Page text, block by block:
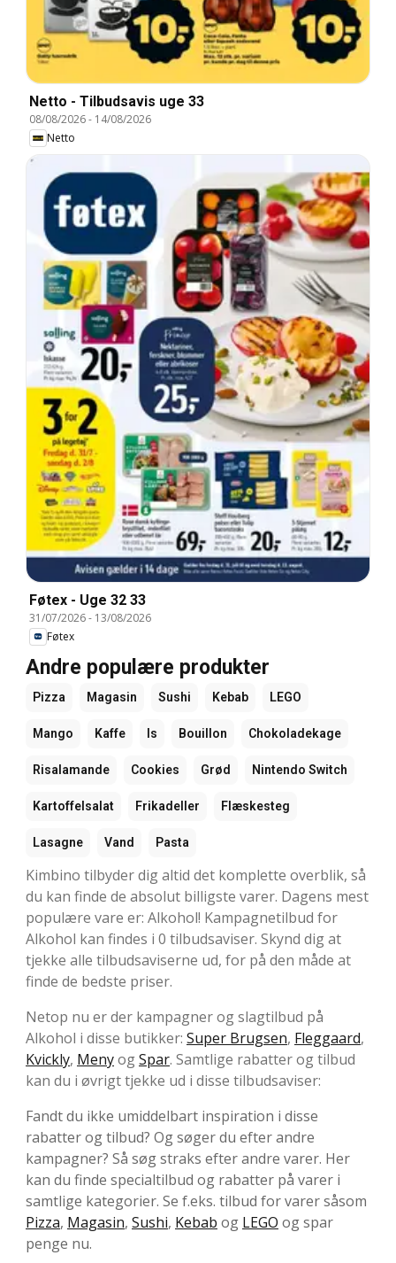
Netto - Tilbudsavis uge 33
08/08/2026- 14/08/2026
Netto
Føtex - Uge 32 33
31/07/2026- 13/08/2026
Føtex
Andre populære produkter
Pizza Magasin Sushi Kebab LEGO
Mango Kaffe Is Bouillon Chokoladekage
Risalamande Cookies Grød Nintendo Switch
Kartoffelsalat Frikadeller Flæskesteg
Lasagne Vand Pasta
Kimbino tilbyder dig altid det komplette overblik, så
du kan finde de absolut billigste varer. Dagens mest
populære vare er: Alkohol! Kampagnetilbud for
Alkohol kan findes i 0 tilbudsaviser. Skynd dig at
tjekke alle tilbudsaviserne ud, for på den måde at
finde de bedste priser.
Netop nu er der kampagner og slagtilbud på
Alkohol i disse butikker: Super Brugsen, Fleggaard,
Kvickly, MenyogSpar. Samtlige rabatter og tilbud
kan du i øvrigt tjekke ud i disse tilbudsaviser:
Fandt du ikke umiddelbart inspiration i disse
rabatter og tilbud? Og søger du efter andre
kampagner? Så søg straks efter andre varer. Her
kan du finde specialtilbud og rabatter på varer i
samtlige kategorier. Se f.eks. tilbud for varer såsom
Pizza, Magasin, Sushi, Kebab og LEGO og spar
penge nu.